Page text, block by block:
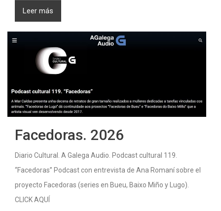
Leer más
Facedoras. 2026
Diario Cultural. A Galega Audio. Podcast cultural 119.
“Facedoras” Podcast con entrevista de Ana Romaní sobre el
proyecto Facedoras (series en Bueu, Baixo Miño y Lugo).
CLICK AQUÍ